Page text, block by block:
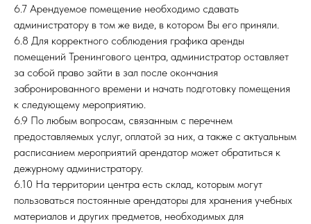
6.7 Арендуемое помещение необходимо сдавать
администратору в том же виде, в котором Вы его приняли.
6.8 Для корректного соблюдения графика аренды
помещений Тренингового центра, администратор оставляет
за собой право зайти в зал после окончания
забронированного времени и начать подготовку помещения
к следующему мероприятию.
6.9 По любым вопросам, связанным с перечнем
предоставляемых услуг, оплатой за них, а также с актуальным
расписанием мероприятий арендатор может обратиться к
дежурному администратору.
6.10 На территории центра есть склад, которым могут
пользоваться постоянные арендаторы для хранения учебных
материалов и других предметов, необходимых для